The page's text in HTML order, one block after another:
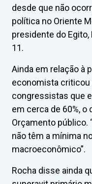
desde que não
política no Oriente
presidente do
11.
Ainda em relação à
economista
congressistas que
em cerca de 60%, o
Orçamento público.
não têm a mínima
macroeconômico”.
Rocha disse ainda